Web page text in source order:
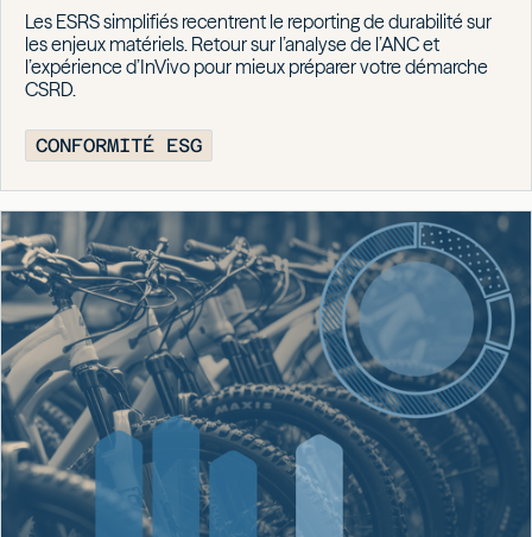
Les ESRS simplifiés recentrent le reporting de durabilité sur
les enjeux matériels. Retour sur l’analyse de l’ANC et
l’expérience d’InVivo pour mieux préparer votre démarche
CSRD.
CONFORMITÉ ESG